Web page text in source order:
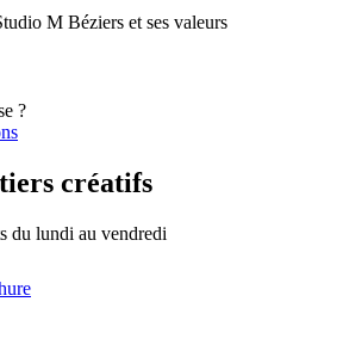
M Béziers et ses valeurs
?
créatifs
du lundi au vendredi